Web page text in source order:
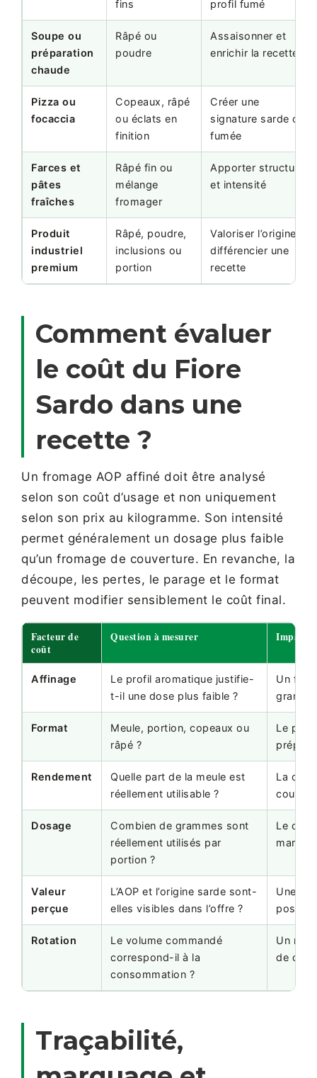
fins profil fumé
Soupe ou
préparation
chaude
Râpé ou
poudre
Assaisonner et
enrichir la recette
Pizza ou
focaccia
Copeaux, râpé
ou éclats en
finition
Créer une
signature sarde ou
fumée
Farces et
pâtes
fraîches
Râpé fin ou
mélange
fromager
Apporter structure
et intensité
Produit
industriel
premium
Râpé, poudre,
inclusions ou
portion
Valoriser l’origine et
différencier une
recette
Comment évaluer
le coût du Fiore
Sardo dans une
recette ?
Un fromage AOP affiné doit être analysé
selon son coût d’usage et non uniquement
selon son prix au kilogramme. Son intensité
permet généralement un dosage plus faible
qu’un fromage de couverture. En revanche, la
découpe, les pertes, le parage et le format
peuvent modifier sensiblement le coût final.
Facteur de
coût
Question à mesurer Impact
Affinage
Le profil aromatique justifie-
t-il une dose plus faible ?
Un
Format
Meule, portion, copeaux ou
râpé ?
Le prêt
Rendement
Quelle part de la meule est
réellement utilisable ?
La
coupe
Dosage
Combien de grammes sont
réellement utilisés par
portion ?
Le
marge
Valeur
perçue
L’AOP et l’origine sarde sont-
elles visibles dans l’offre ?
Une
Rotation
Le volume commandé
correspond-il à la
consommation ?
Un
de
Traçabilité,